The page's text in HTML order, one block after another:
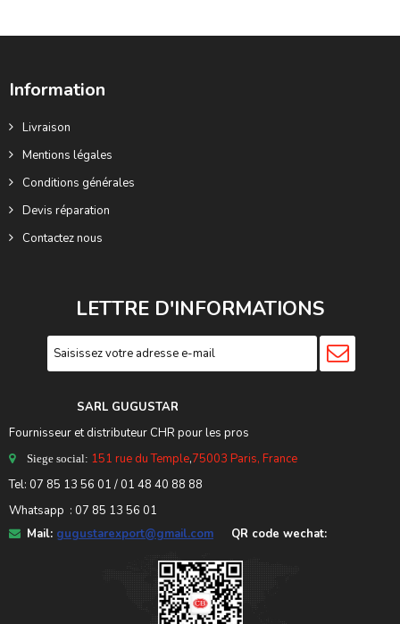
Information
Livraison
Mentions légales
Conditions générales
Devis réparation
Contactez nous
LETTRE D'INFORMATIONS
SARL GUGUSTAR
Fournisseur et distributeur CHR pour les pros
Siege social: 151 rue du Temple,75003 Paris, France
Tel: 07 85 13 56 01 / 01 48 40 88 88
Whatsapp : 07 85 13 56 01
Mail: gugustarexport@gmail.com QR code wechat: